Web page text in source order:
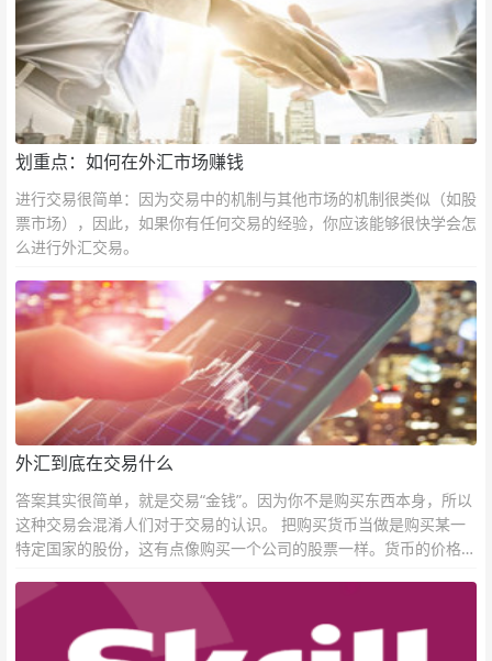
划重点：如何在外汇市场赚钱
进行交易很简单：因为交易中的机制与其他市场的机制很类似（如股
票市场），因此，如果你有任何交易的经验，你应该能够很快学会怎
么进行外汇交易。
外汇到底在交易什么
答案其实很简单，就是交易“金钱”。因为你不是购买东西本身，所以
这种交易会混淆人们对于交易的认识。 把购买货币当做是购买某一
特定国家的股份，这有点像购买一个公司的股票一样。货币的价格直